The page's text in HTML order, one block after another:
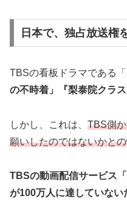
日本で、独占放送権
TBSの看板ドラマである「
の不時着」『梨泰院クラス
しかし、これは、 TBS側
願いしたのではないかと
TBSの動画配信サービス
が100万人に達していな